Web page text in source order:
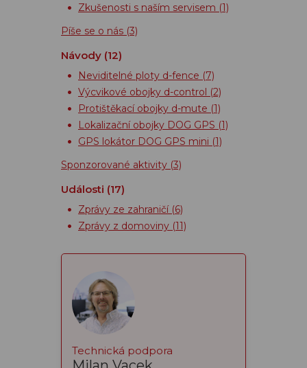
Zkušenosti s naším servisem (1)
Píše se o nás (3)
Návody (12)
Neviditelné ploty d-fence (7)
Výcvikové obojky d-control (2)
Protištěkací obojky d-mute (1)
Lokalizační obojky DOG GPS (1)
GPS lokátor DOG GPS mini (1)
Sponzorované aktivity (3)
Události (17)
Zprávy ze zahraničí (6)
Zprávy z domoviny (11)
Technická podpora